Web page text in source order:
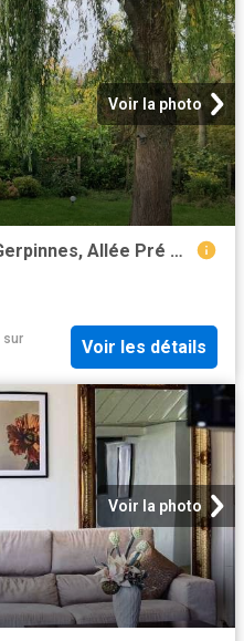
Voir la photo
Chambre privée à louer à Gerpinnes, Allée Pré Magnette
sur
Voir les détails
Voir la photo